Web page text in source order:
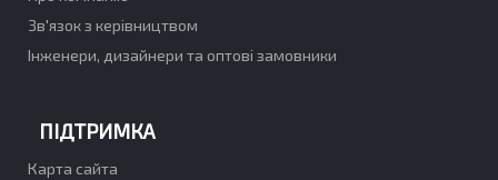
Зв'язок з керівництвом
Інженери, дизайнери та оптові замовники
ПІДТРИМКА
Карта сайта